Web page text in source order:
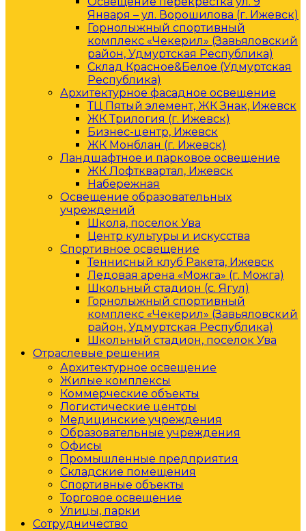
Января – ул. Ворошилова (г. Ижевск)
Горнолыжный спортивный
комплекс «Чекерил» (Завьяловский
район, Удмуртская Республика)
Склад Красное&Белое (Удмуртская
Республика)
Архитектурное фасадное освещение
ТЦ Пятый элемент, ЖК Знак, Ижевск
ЖК Трилогия (г. Ижевск)
Бизнес-центр, Ижевск
ЖК Монблан (г. Ижевск)
Ландшафтное и парковое освещение
ЖК Лофтквартал, Ижевск
Набережная
Освещение образовательных
учреждений
Школа, поселок Ува
Центр культуры и искусства
Спортивное освещение
Теннисный клуб Ракета, Ижевск
Ледовая арена «Можга» (г. Можга)
Школьный стадион (с. Ягул)
Горнолыжный спортивный
комплекс «Чекерил» (Завьяловский
район, Удмуртская Республика)
Школьный стадион, поселок Ува
Отраслевые решения
Архитектурное освещение
Жилые комплексы
Коммерческие объекты
Логистические центры
Медицинские учреждения
Образовательные учреждения
Офисы
Промышленные предприятия
Складские помещения
Спортивные объекты
Торговое освещение
Улицы, парки
Сотрудничество